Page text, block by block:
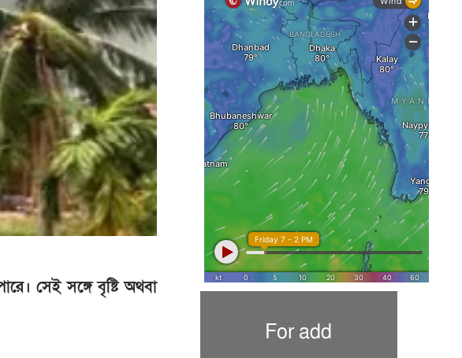
সেই সঙ্গে বৃষ্টি অথবা
For add